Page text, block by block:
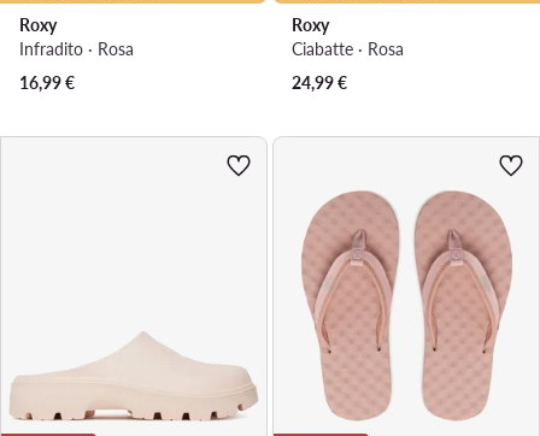
Roxy
Infradito · Rosa
16,99€
Roxy
Ciabatte · Rosa
24,99€